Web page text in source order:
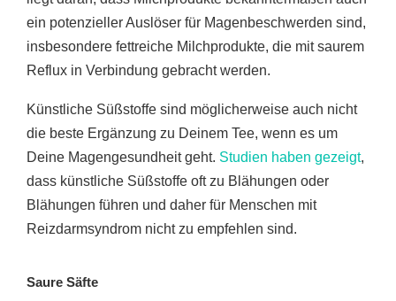
ein potenzieller Auslöser für Magenbeschwerden sind,
insbesondere fettreiche Milchprodukte, die mit saurem
Reflux in Verbindung gebracht werden.
Künstliche Süßstoffe sind möglicherweise auch nicht
die beste Ergänzung zu Deinem Tee, wenn es um
Deine Magengesundheit geht. Studien haben gezeigt,
dass künstliche Süßstoffe oft zu Blähungen oder
Blähungen führen und daher für Menschen mit
Reizdarmsyndrom nicht zu empfehlen sind.
Saure Säfte